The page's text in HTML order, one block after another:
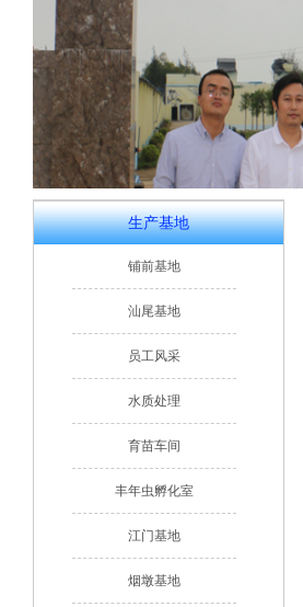
生产基地
铺前基地
汕尾基地
员工风采
水质处理
育苗车间
丰年虫孵化室
江门基地
烟墩基地